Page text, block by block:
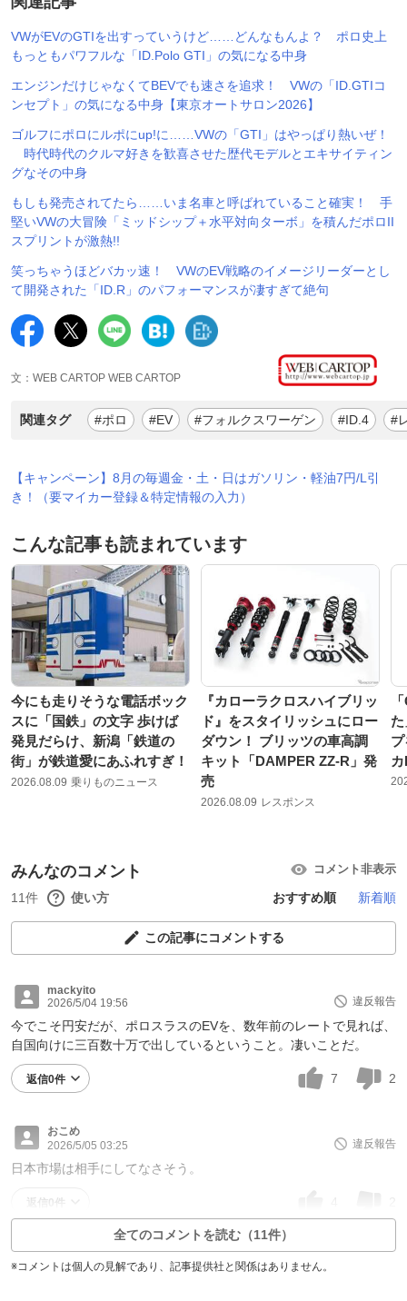
VWがEVのGTIを出すっていうけど……どんなもんよ？ ポロ史上
もっともパワフルな「ID.Polo GTI」の気になる中身
エンジンだけじゃなくてBEVでも速さを追求！ VWの「ID.GTIコ
ンセプト」の気になる中身【東京オートサロン2026】
ゴルフにポロにルポにup!に……VWの「GTI」はやっぱり熱いぜ！
時代時代のクルマ好きを歓喜させた歴代モデルとエキサイティン
グなその中身
もしも発売されてたら……いま名車と呼ばれていること確実！ 手
堅いVWの大冒険「ミッドシップ＋水平対向ターボ」を積んだポロII
スプリントが激熱!!
笑っちゃうほどバカッ速！ VWのEV戦略のイメージリーダーとし
て開発された「ID.R」のパフォーマンスが凄すぎて絶句
文：WEB CARTOP WEB CARTOP
関連タグ #ポロ #EV #フォルクスワーゲン #ID.4 #
【キャンペーン】8月の毎週金・土・日はガソリン・軽油7円/L引
き！（要マイカー登録＆特定情報の入力）
こんな記事も読まれています
今にも走りそうな電話ボック
スに「国鉄」の文字 歩けば
発見だらけ、新潟「鉄道の
街」が鉄道愛にあふれすぎ！
2026.08.09 乗りものニュース
『カローラクロスハイブリッ
ド』をスタイリッシュにロー
ダウン！ ブリッツの車高調
キット「DAMPER ZZ-R」発
売
2026.08.09 レスポンス
みんなのコメント コメント非表示
11件 使い方 おすすめ順 新着順
この記事にコメントする
mackyito
2026/5/04 19:56
違反報告
今でこそ円安だが、ポロスラスのEVを、数年前のレートで見れば、
自国向けに三百数十万で出しているということ。凄いことだ。
返信0件 7 2
おこめ
2026/5/05 03:25
違反報告
日本市場は相手にしてなさそう。
返信0件
全てのコメントを読む（11件）
※コメントは個人の見解であり、記事提供社と関係はありません。